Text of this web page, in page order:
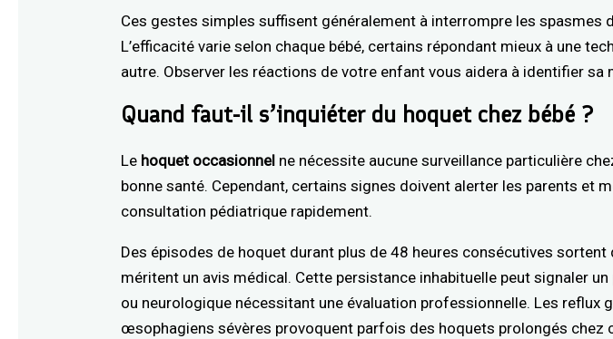
Ces gestes simples suffisent généralement à interrompre les spasmes
L’efficacité varie selon chaque bébé, certains répondant mieux à une
autre. Observer les réactions de votre enfant vous aidera à identifier sa
Quand faut-il s’inquiéter du hoquet chez bébé ?
Le hoquet occasionnel ne nécessite aucune surveillance particulière
bonne santé. Cependant, certains signes doivent alerter les parents et
consultation pédiatrique rapidement.
Des épisodes de hoquet durant plus de 48 heures consécutives sortent
méritent un avis médical. Cette persistance inhabituelle peut signaler
ou neurologique nécessitant une évaluation professionnelle. Les reflux
œsophagiens sévères provoquent parfois des hoquets prolongés chez